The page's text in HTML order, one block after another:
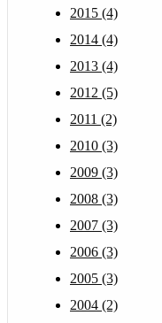
2015 (4)
2014 (4)
2013 (4)
2012 (5)
2011 (2)
2010 (3)
2009 (3)
2008 (3)
2007 (3)
2006 (3)
2005 (3)
2004 (2)